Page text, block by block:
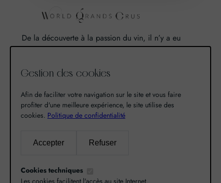
De la découverte à la passion du vin, il n’y a eu
qu’un pas. Un pas que nous avons franchi en faisant
là est né World Grands Crus avec pour mission de
nos terroirs.
Recherche
Gestion des cookies
Afin de faciliter votre navigation sur le site et vous faire
profiter d'une meilleure expérience, le site utilise des
cookies. Politique de confidentialité
Accepter Refuser
Cookies techniques
Les cookies facilitent l'accès au site Internet.